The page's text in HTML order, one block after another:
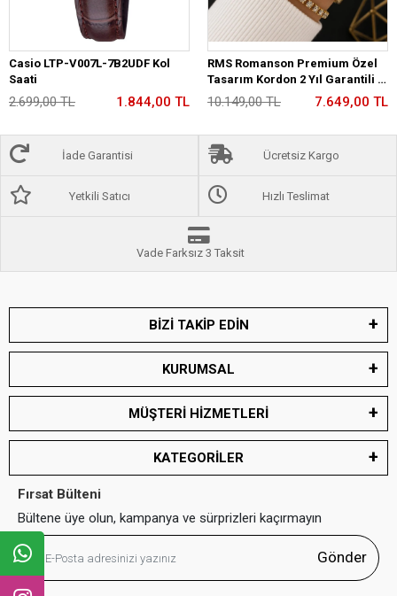
Casio LTP-V007L-7B2UDF Kol
Saati
2.699,00 TL 1.844,00 TL
RMS Romanson Premium Özel
Tasarım Kordon 2 Yıl Garantili 5
Atm Kadın Kol Saati+Bileklik
A2175.29
10.149,00 TL 7.649,00 TL
İade Garantisi Ücretsiz Kargo
Yetkili Satıcı Hızlı Teslimat
Vade Farksız 3 Taksit
BİZİ TAKİP EDİN
KURUMSAL
MÜŞTERİ HİZMETLERİ
KATEGORİLER
Fırsat Bülteni
Bültene üye olun, kampanya ve sürprizleri kaçırmayın
Gönder